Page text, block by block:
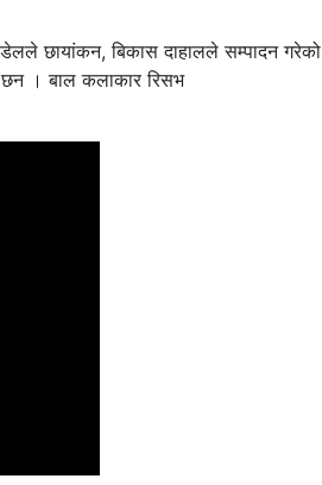
छायांकन, बिकास दाहालले सम्पादन गरेको
छन । बाल कलाकार रिसभ